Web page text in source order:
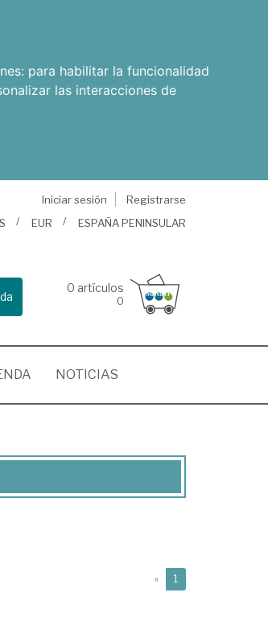
para habilitar la funcionalidad
las interacciones de
Iniciar sesión
Registrarse
EUR ESPAÑA PENINSULAR
0 artículos
0
NOTICIAS
« 1